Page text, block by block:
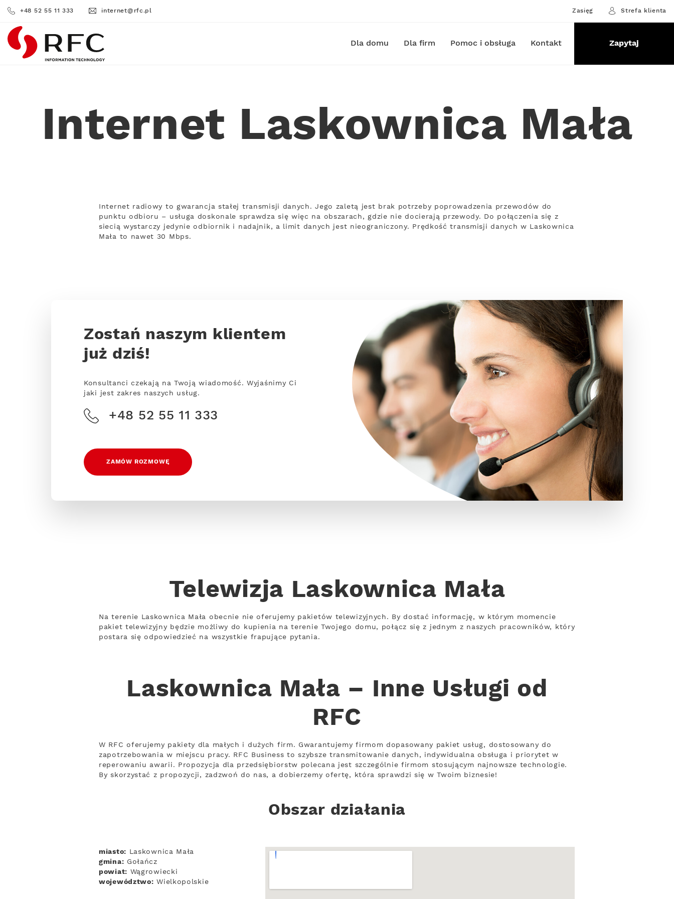
+48 52 55 11 333 internet@rfc.pl Zasięg Strefa klienta
RFC Dla domu Dla firm Pomoc i obsługa Kontakt Zapytaj
Internet Laskownica Mała
Internet radiowy to gwarancja stałej transmisji danych. Jego zaletą jest brak potrzeby poprowadzenia przewodów do
punktu odbioru – usługa doskonale sprawdza się więc na obszarach, gdzie nie docierają przewody. Do połączenia się z
siecią wystarczy jedynie odbiornik i nadajnik, a limit danych jest nieograniczony. Prędkość transmisji danych w Laskownica
Mała to nawet 30 Mbps.
Zostań naszym klientem
już dziś!
Konsultanci czekają na Twoją wiadomość. Wyjaśnimy Ci
jaki jest zakres naszych usług.
+48 52 55 11 333
ZAMÓW ROZMOWĘ
Telewizja Laskownica Mała
Na terenie Laskownica Mała obecnie nie oferujemy pakietów telewizyjnych. By dostać informację, w którym momencie
pakiet telewizyjny będzie możliwy do kupienia na terenie Twojego domu, połącz się z jednym z naszych pracowników, który
postara się odpowiedzieć na wszystkie frapujące pytania.
Laskownica Mała – Inne Usługi od
RFC
W RFC oferujemy pakiety dla małych i dużych firm. Gwarantujemy firmom dopasowany pakiet usług, dostosowany do
zapotrzebowania w miejscu pracy. RFC Business to szybsze transmitowanie danych, indywidualna obsługa i priorytet w
reperowaniu awarii. Propozycja dla przedsiębiorstw polecana jest szczególnie firmom stosującym najnowsze technologie.
By skorzystać z propozycji, zadzwoń do nas, a dobierzemy ofertę, która sprawdzi się w Twoim biznesie!
Obszar działania
miasto: Laskownica Mała
gmina: Gołańcz
powiat: Wągrowiecki
województwo: Wielkopolskie